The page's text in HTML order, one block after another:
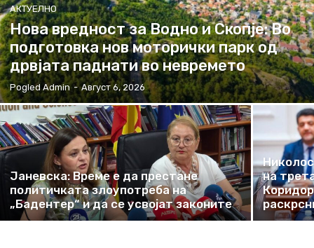
АКТУЕЛНО
Нова вредност за Водно и Скопје: Во
подготовка нов моторички парк од
дрвјата паднати во невремето
Pogled Admin - Август 6, 2026
Јаневска: Време е да престане
политичката злоупотреба на
„Бадентер“ и да се усвојат законите
на